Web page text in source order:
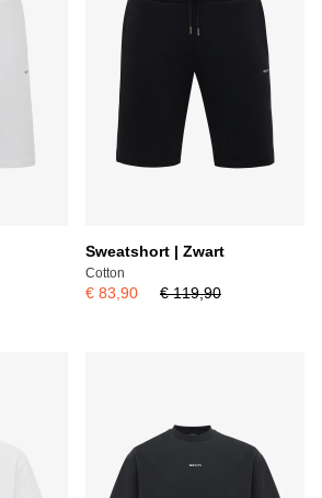
Sweatshort | Zwart
Cotton
€ 83,90 € 119,90